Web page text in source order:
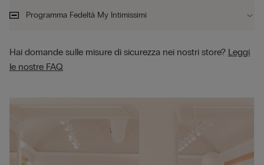
Programma Fedeltà My Intimissimi
Hai domande sulle misure di sicurezza nei nostri store? Leggi
le nostre FAQ